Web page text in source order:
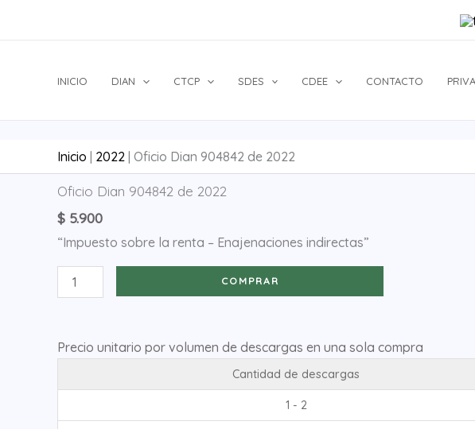
INICIO DIAN CTCP SDES CDEE CONTACTO
Inicio 2022 Oficio Dian 904842 de 2022
Oficio Dian 904842 de 2022
$ 5.900
“Impuesto sobre la renta – Enajenaciones indirectas”
Oficio
904842
de
2022
cantidad
COMPRAR
Precio unitario por volumen de descargas en una sola compra
Cantidad de descargas
1 - 2